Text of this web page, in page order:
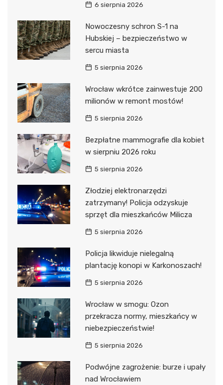
6 sierpnia 2026
Nowoczesny schron S-1 na
Hubskiej – bezpieczeństwo w
sercu miasta
5 sierpnia 2026
Wrocław wkrótce zainwestuje 200
milionów w remont mostów!
5 sierpnia 2026
Bezpłatne mammografie dla kobiet
w sierpniu 2026 roku
5 sierpnia 2026
Złodziej elektronarzędzi
zatrzymany! Policja odzyskuje
sprzęt dla mieszkańców Milicza
5 sierpnia 2026
Policja likwiduje nielegalną
plantację konopi w Karkonoszach!
5 sierpnia 2026
Wrocław w smogu: Ozon
przekracza normy, mieszkańcy w
niebezpieczeństwie!
5 sierpnia 2026
Podwójne zagrożenie: burze i upały
nad Wrocławiem